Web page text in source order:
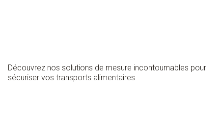
Découvrez nos solutions de mesure incontournables pour
sécuriser vos transports alimentaires